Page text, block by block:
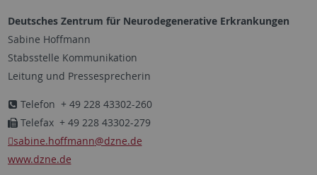
Deutsches Zentrum für Neurodegenerative Erkrankungen
Sabine Hoffmann
Stabsstelle Kommunikation
Leitung und Pressesprecherin
Telefon + 49 228 43302-260
Telefax + 49 228 43302-279
sabine.hoffmann@dzne.de
www.dzne.de